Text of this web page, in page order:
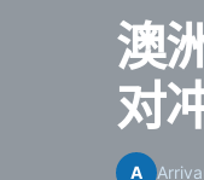
澳
对
A